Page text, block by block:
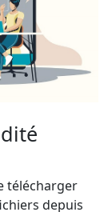
télécharger
depuis